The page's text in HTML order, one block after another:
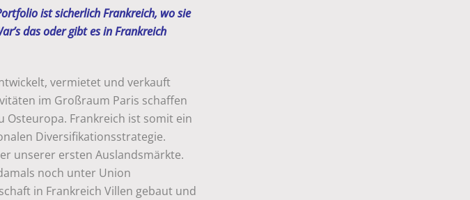
ist sicherlich Frankreich, wo sie
das oder gibt es in Frankreich
vermietet und verkauft
im Großraum Paris schaffen
Osteuropa. Frankreich ist somit ein
Diversifikationsstrategie.
unserer ersten Auslandsmärkte.
noch unter Union
in Frankreich Villen gebaut und